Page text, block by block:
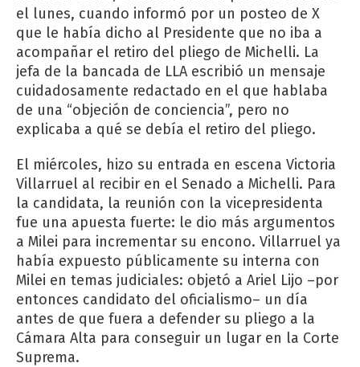
el lunes, cuando informó por un posteo de X
que le había dicho al Presidente que no iba a
acompañar el retiro del pliego de Michelli. La
jefa de la bancada de LLA escribió un mensaje
cuidadosamente redactado en el que hablaba
de una “objeción de conciencia”, pero no
explicaba a qué se debía el retiro del pliego.
El miércoles, hizo su entrada en escena Victoria
Villarruel al recibir en el Senado a Michelli. Para
la candidata, la reunión con la vicepresidenta
fue una apuesta fuerte: le dio más argumentos
a Milei para incrementar su encono. Villarruel ya
había expuesto públicamente su interna con
Milei en temas judiciales: objetó a Ariel Lijo –por
entonces candidato del oficialismo– un día
antes de que fuera a defender su pliego a la
Cámara Alta para conseguir un lugar en la Corte
Suprema.